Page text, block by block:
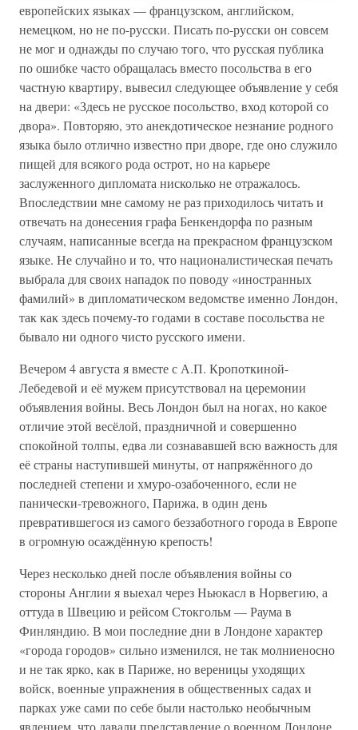
европейских языках — французском, английском,
немецком, но не по-русски. Писать по-русски он совсем
не мог и однажды по случаю того, что русская публика
по ошибке часто обращалась вместо посольства в его
частную квартиру, вывесил следующее объявление у себя
на двери: «Здесь не русское посольство, вход которой со
двора». Повторяю, это анекдотическое незнание родного
языка было отлично известно при дворе, где оно служило
пищей для всякого рода острот, но на карьере
заслуженного дипломата нисколько не отражалось.
Впоследствии мне самому не раз приходилось читать и
отвечать на донесения графа Бенкендорфа по разным
случаям, написанные всегда на прекрасном французском
языке. Не случайно и то, что националистическая печать
выбрала для своих нападок по поводу «иностранных
фамилий» в дипломатическом ведомстве именно Лондон,
так как здесь почему-то годами в составе посольства не
бывало ни одного чисто русского имени.
Вечером 4 августа я вместе с А.П. Кропоткиной-
Лебедевой и её мужем присутствовал на церемонии
объявления войны. Весь Лондон был на ногах, но какое
отличие этой весёлой, праздничной и совершенно
спокойной толпы, едва ли сознававшей всю важность для
её страны наступившей минуты, от напряжённого до
последней степени и хмуро-озабоченного, если не
панически-тревожного, Парижа, в один день
превратившегося из самого беззаботного города в Европе
в огромную осаждённую крепость!
Через несколько дней после объявления войны со
стороны Англии я выехал через Ньюкасл в Норвегию, а
оттуда в Швецию и рейсом Стокгольм — Раума в
Финляндию. В мои последние дни в Лондоне характер
«города городов» сильно изменился, не так молниеносно
и не так ярко, как в Париже, но вереницы уходящих
войск, военные упражнения в общественных садах и
парках уже сами по себе были настолько необычным
явлением, что давали представление о военном Лондоне.